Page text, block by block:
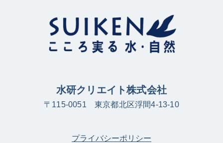
水研クリエイト株式会社
〒115-0051 東京都北区浮間4-13-10
プライバシーポリシー